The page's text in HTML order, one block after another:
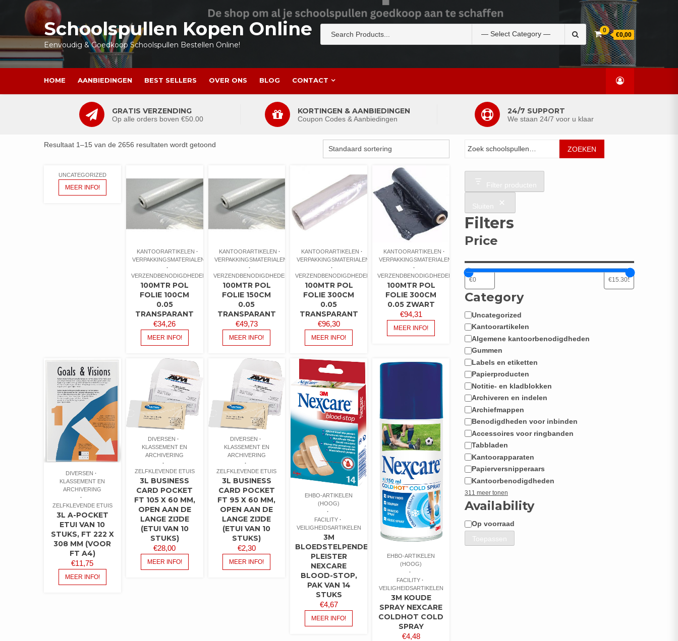
inhoud
Schoolspullen Kopen Online
Eenvoudig & Goedkoop Schoolspullen Bestellen Online!
naar:
0
€0,00
HOME AANBIEDINGEN BEST SELLERS OVER ONS BLOG CONTACT
GRATIS VERZENDING
Op alle orders boven €50.00
KORTINGEN & AANBIEDINGEN
Coupon Codes & Aanbiedingen
24/7 SUPPORT
We staan 24/7 voor u klaar
Resultaat 1–15 van de 2656 resultaten wordt getoond
UNCATEGORIZED
MEER INFO!
KANTOORARTIKELEN
VERPAKKINGSMATERIALEN
VERZENDBENODIGDHEDEN
100MTR POL
FOLIE 100CM
0.05
TRANSPARANT
€34,26
MEER INFO!
KANTOORARTIKELEN
VERPAKKINGSMATERIALEN
VERZENDBENODIGDHEDEN
100MTR POL
FOLIE 150CM
0.05
TRANSPARANT
€49,73
MEER INFO!
KANTOORARTIKELEN
VERPAKKINGSMATERIALEN
VERZENDBENODIGDHEDEN
100MTR POL
FOLIE 300CM
0.05
TRANSPARANT
€96,30
MEER INFO!
KANTOORARTIKELEN
VERPAKKINGSMATERIALEN
VERZENDBENODIGDHEDEN
100MTR POL
FOLIE 300CM
0.05 ZWART
€94,31
MEER INFO!
DIVERSEN
KLASSEMENT EN
ARCHIVERING
ZELFKLEVENDE ETUIS
3L A-POCKET
ETUI VAN 10
STUKS, FT 222 X
308 MM (VOOR
FT A4)
€11,75
MEER INFO!
DIVERSEN
KLASSEMENT EN
ARCHIVERING
ZELFKLEVENDE ETUIS
3L BUSINESS
CARD POCKET
FT 105 X 60 MM,
OPEN AAN DE
LANGE ZIJDE
(ETUI VAN 10
STUKS)
€28,00
MEER INFO!
DIVERSEN
KLASSEMENT EN
ARCHIVERING
ZELFKLEVENDE ETUIS
3L BUSINESS
CARD POCKET
FT 95 X 60 MM,
OPEN AAN DE
LANGE ZIJDE
(ETUI VAN 10
STUKS)
€2,30
MEER INFO!
EHBO-ARTIKELEN
(HOOG)
FACILITY
VEILIGHEIDSARTIKELEN
3M
BLOEDSTELPENDE
PLEISTER
NEXCARE
BLOOD-STOP,
PAK VAN 14
STUKS
€4,67
MEER INFO!
EHBO-ARTIKELEN
(HOOG)
FACILITY
VEILIGHEIDSARTIKELEN
3M KOUDE
SPRAY NEXCARE
COLDHOT COLD
SPRAY
€4,48
ZOEKEN
Filter producten
Sluiten
Filters
Price
Category
Categorie
Uncategorized
Kantoorartikelen
Algemene kantoorbenodigdheden
Gummen
Labels en etiketten
Papierproducten
Notitie- en kladblokken
Archiveren en indelen
Archiefmappen
Benodigdheden voor inbinden
Accessoires voor ringbanden
Tabbladen
Kantoorapparaten
Papierversnipperaars
Kantoorbenodigdheden
311 meer tonen
Availability
Beschikbaarheid
Op voorraad
Toepassen